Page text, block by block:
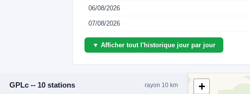
06/08/2026
07/08/2026
▼ Afficher tout l'historique jour par jour
GPLc -- 10 stations rayon 10 km
+